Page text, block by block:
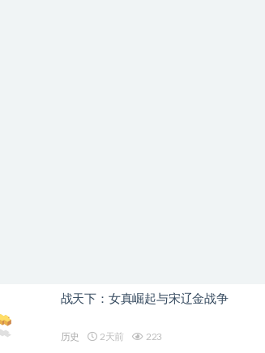
战天下：女真崛起与宋辽金战争
历史 2天前 223